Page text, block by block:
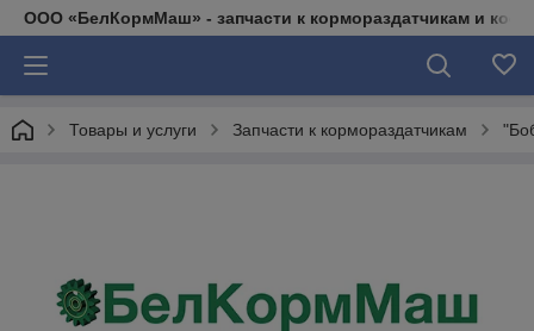
ООО «БелКормМаш» - запчасти к кормораздатчикам и
Товары и услуги Запчасти к кормораздатчикам